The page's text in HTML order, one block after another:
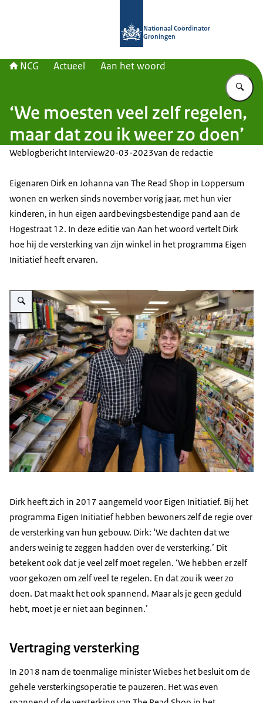
Nationaal Coördinator
Groningen
NCG Actueel Aan het woord
‘We moesten veel zelf regelen,
maar dat zou ik weer zo doen’
Weblogbericht Interview20-03-2023van de redactie
Eigenaren Dirk en Johanna van The Read Shop in Loppersum
wonen en werken sinds november vorig jaar, met hun vier
kinderen, in hun eigen aardbevingsbestendige pand aan de
Hogestraat 12. In deze editie van Aan het woord vertelt Dirk
hoe hij de versterking van zijn winkel in het programma Eigen
Initiatief heeft ervaren.
Vergroot afbeelding Familie Hol Loppersum Readshop
Dirk heeft zich in 2017 aangemeld voor Eigen Initiatief. Bij het
programma Eigen Initiatief hebben bewoners zelf de regie over
de versterking van hun gebouw. Dirk: ‘We dachten dat we
anders weinig te zeggen hadden over de versterking.’ Dit
betekent ook dat je veel zelf moet regelen. ‘We hebben er zelf
voor gekozen om zelf veel te regelen. En dat zou ik weer zo
doen. Dat maakt het ook spannend. Maar als je geen geduld
hebt, moet je er niet aan beginnen.’
Vertraging versterking
In 2018 nam de toenmalige minister Wiebes het besluit om de
gehele versterkingsoperatie te pauzeren. Het was even